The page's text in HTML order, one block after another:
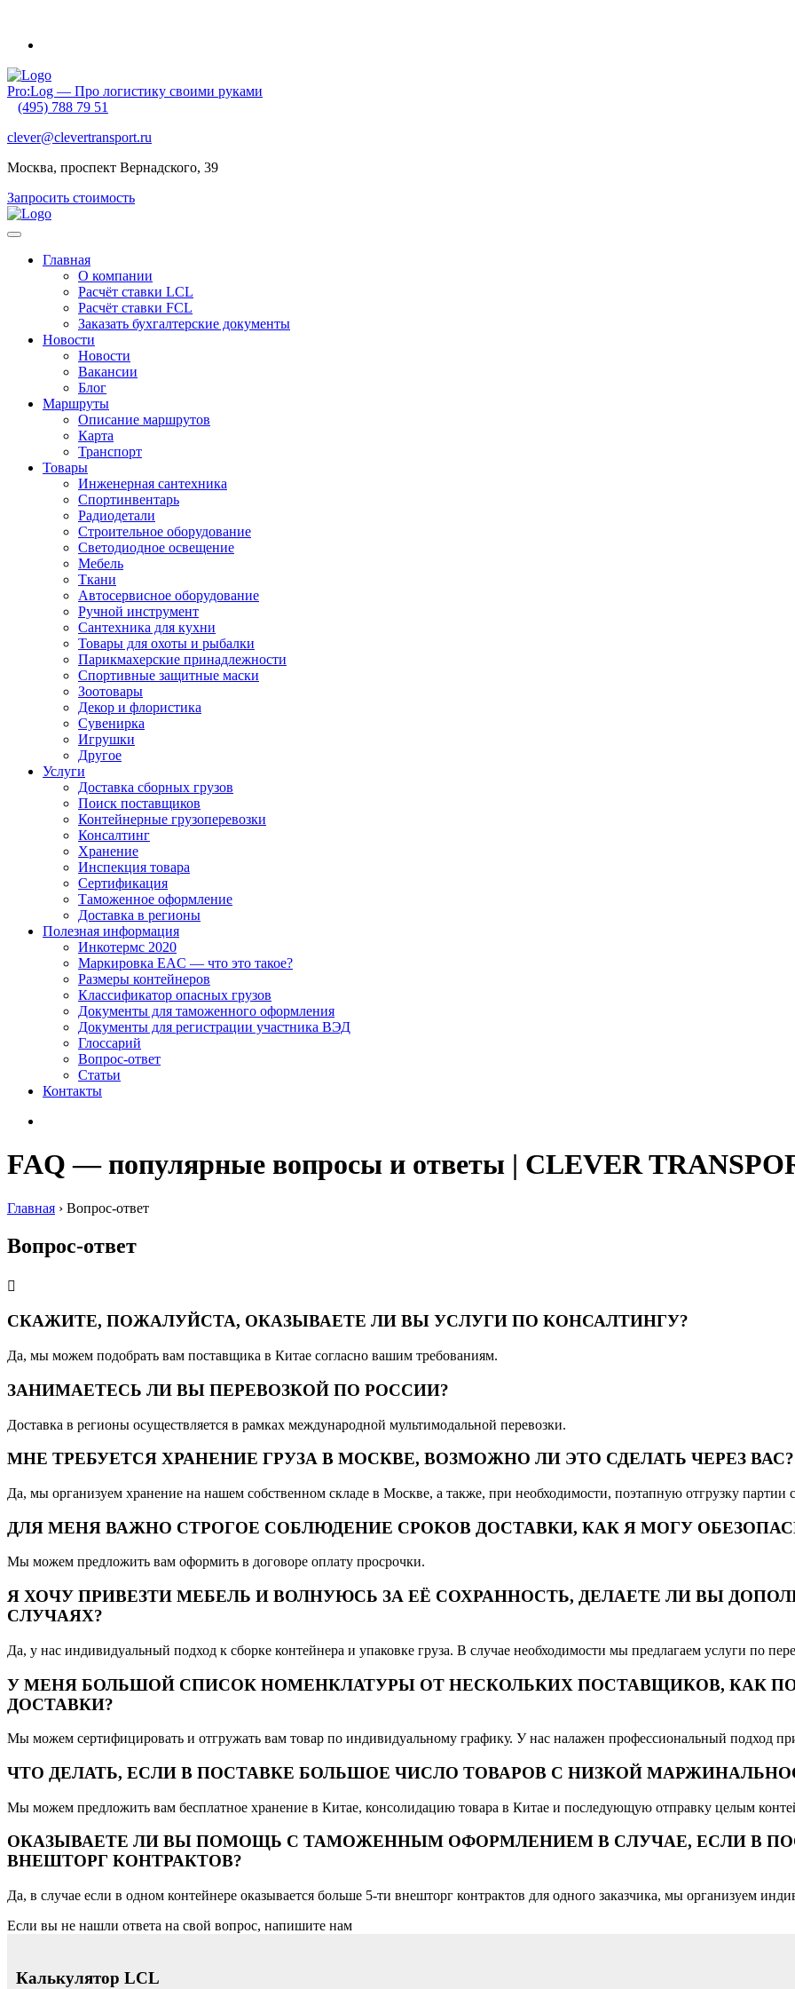
Pro:Log — Про логистику своими руками
(495) 788 79 51
clever@clevertransport.ru
Москва, проспект Вернадского, 39
Запросить стоимость
Главная
О компании
Расчёт ставки LCL
Расчёт ставки FСL
Заказать бухгалтерские документы
Новости
Новости
Вакансии
Блог
Маршруты
Описание маршрутов
Карта
Транспорт
Товары
Инженерная сантехника
Спортинвентарь
Радиодетали
Строительное оборудование
Светодиодное освещение
Мебель
Ткани
Автосервисное оборудование
Ручной инструмент
Сантехника для кухни
Товары для охоты и рыбалки
Парикмахерские принадлежности
Спортивные защитные маски
Зоотовары
Декор и флористика
Сувенирка
Игрушки
Другое
Услуги
Доставка сборных грузов
Поиск поставщиков
Контейнерные грузоперевозки
Консалтинг
Хранение
Инспекция товара
Сертификация
Таможенное оформление
Доставка в регионы
Полезная информация
Инкотермс 2020
Маркировка EAC — что это такое?
Размеры контейнеров
Классификатор опасных грузов
Документы для таможенного оформления
Документы для регистрации участника ВЭД
Глоссарий
Вопрос-ответ
Статьи
Контакты
FAQ — популярные вопросы и ответы | CLEVER
Главная › Вопрос-ответ
Вопрос-ответ
СКАЖИТЕ, ПОЖАЛУЙСТА, ОКАЗЫВАЕТЕ ЛИ ВЫ УСЛУГИ ПО КОНСАЛТИНГУ?
Да, мы можем подобрать вам поставщика в Китае согласно вашим требованиям.
ЗАНИМАЕТЕСЬ ЛИ ВЫ ПЕРЕВОЗКОЙ ПО РОССИИ?
Доставка в регионы осуществляется в рамках международной мультимодальной перевозки.
МНЕ ТРЕБУЕТСЯ ХРАНЕНИЕ ГРУЗА В МОСКВЕ, ВОЗМОЖНО ЛИ ЭТО СДЕЛАТЬ ЧЕРЕЗ ВАС?
Да, мы организуем хранение на нашем собственном складе в Москве, а также, при необходимости, поэтапную отгрузку партии
ДЛЯ МЕНЯ ВАЖНО СТРОГОЕ СОБЛЮДЕНИЕ СРОКОВ ДОСТАВКИ, КАК Я МОГУ
Мы можем предложить вам оформить в договоре оплату просрочки.
Я ХОЧУ ПРИВЕЗТИ МЕБЕЛЬ И ВОЛНУЮСЬ ЗА ЕЁ СОХРАННОСТЬ, ДЕЛАЕТЕ ЛИ ВЫ
СЛУЧАЯХ?
Да, у нас индивидуальный подход к сборке контейнера и упаковке груза. В случае необходимости мы предлагаем услуги по
У МЕНЯ БОЛЬШОЙ СПИСОК НОМЕНКЛАТУРЫ ОТ НЕСКОЛЬКИХ ПОСТАВЩИКОВ, КАК
ДОСТАВКИ?
Мы можем сертифицировать и отгружать вам товар по индивидуальному графику. У нас налажен профессиональный подход
ЧТО ДЕЛАТЬ, ЕСЛИ В ПОСТАВКЕ БОЛЬШОЕ ЧИСЛО ТОВАРОВ С НИЗКОЙ
Мы можем предложить вам бесплатное хранение в Китае, консолидацию товара в Китае и последующую отправку целым
ОКАЗЫВАЕТЕ ЛИ ВЫ ПОМОЩЬ С ТАМОЖЕННЫМ ОФОРМЛЕНИЕМ В СЛУЧАЕ, ЕСЛИ В
ВНЕШТОРГ КОНТРАКТОВ?
Да, в случае если в одном контейнере оказывается больше 5-ти внешторг контрактов для одного заказчика, мы организуем
Если вы не нашли ответа на свой вопрос, напишите нам
Калькулятор LCL